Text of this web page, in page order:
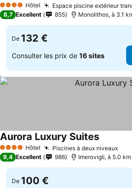
4 Étoiles Hôtel Espace piscine extérieur
8,7 Excellent 855 Monolithos, à 3.1
De 132 €
Consulter les prix de 16 sites
4 Étoiles Hôtel Piscines à deux niveaux
Aurora Luxury Suites
9,4 Excellent 986 Imerovigli, à 5.0
De 100 €